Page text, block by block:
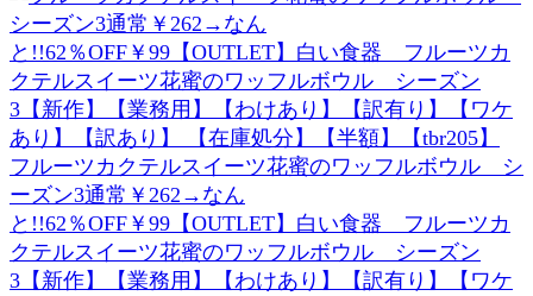
フルーツカクテルスイーツ花蜜のワッフルボウル シ
ーズン3通常￥262→なん
と!!62％OFF￥99【OUTLET】白い食器 フルーツカ
クテルスイーツ花蜜のワッフルボウル シーズン
3【新作】【業務用】【わけあり】【訳有り】【ワケ